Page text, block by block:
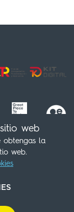
98 07
Legal
web
obtengas la
web.